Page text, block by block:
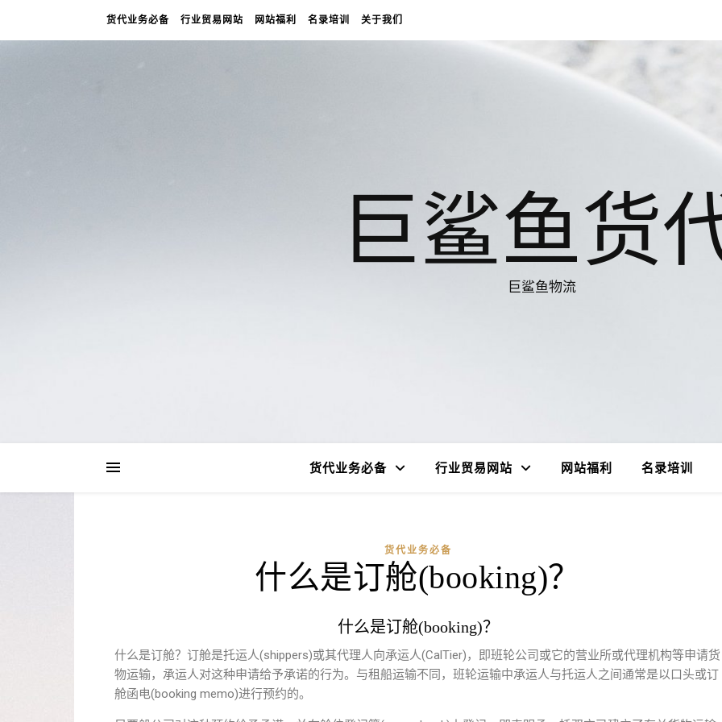
货代业务必备 行业贸易网站 网站福利 名录培训 关于我们
巨鲨鱼货
巨鲨鱼物流
货代业务必备 行业贸易网站 网站福利 名录培训
货代业务必备
什么是订舱(booking)？
什么是订舱(booking)？
什么是订舱？订舱是托运人(shippers)或其代理人向承运人(CalTier)，即班轮公司或它的营业所或代理机构等申请货
物运输，承运人对这种申请给予承诺的行为。与租船运输不同，班轮运输中承运人与托运人之间通常是以口头或订
舱函电(booking memo)进行预约的。